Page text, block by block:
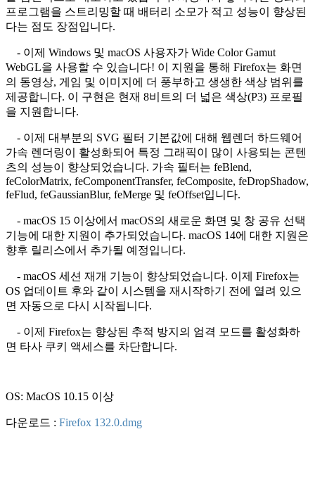
프로그램을 스트리밍할 때 배터리 소모가 적고 성능이 향상된
다는 점도 장점입니다.
- 이제 Windows 및 macOS 사용자가 Wide Color Gamut
WebGL을 사용할 수 있습니다! 이 지원을 통해 Firefox는 화면
의 동영상, 게임 및 이미지에 더 풍부하고 생생한 색상 범위를
제공합니다. 이 구현은 현재 8비트의 더 넓은 색상(P3) 프로필
을 지원합니다.
- 이제 대부분의 SVG 필터 기본값에 대해 웹렌더 하드웨어
가속 렌더링이 활성화되어 특정 그래픽이 많이 사용되는 콘텐
츠의 성능이 향상되었습니다. 가속 필터는 feBlend,
feColorMatrix, feComponentTransfer, feComposite, feDropShadow,
feFlud, feGaussianBlur, feMerge 및 feOffset입니다.
- macOS 15 이상에서 macOS의 새로운 화면 및 창 공유 선택
기능에 대한 지원이 추가되었습니다. macOS 14에 대한 지원은
향후 릴리스에서 추가될 예정입니다.
- macOS 세션 재개 기능이 향상되었습니다. 이제 Firefox는
OS 업데이트 후와 같이 시스템을 재시작하기 전에 열려 있으
면 자동으로 다시 시작됩니다.
- 이제 Firefox는 향상된 추적 방지의 엄격 모드를 활성화하
면 타사 쿠키 액세스를 차단합니다.
OS: MacOS 10.15 이상
다운로드 : Firefox 132.0.dmg